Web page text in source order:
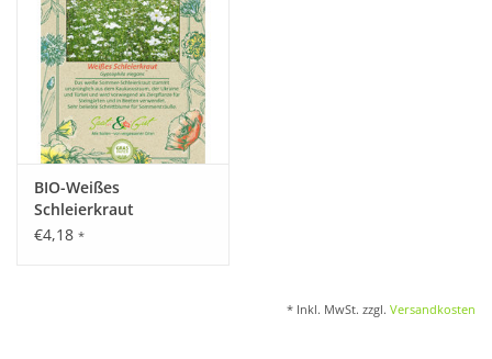
BIO-Weißes
Schleierkraut
€4,18 *
* Inkl. MwSt. zzgl. Versandkosten